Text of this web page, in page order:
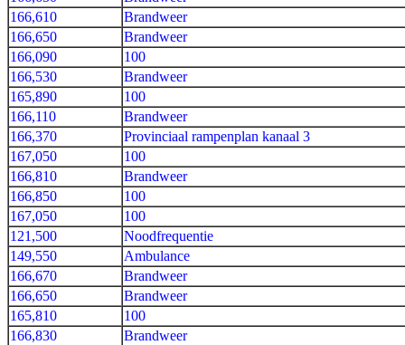
166,610
Brandweer
166,650
Brandweer
166,090
100
166,530
Brandweer
165,890
100
166,110
Brandweer
166,370
Provinciaal rampenplan kanaal 3
167,050
100
166,810
Brandweer
166,850
100
167,050
100
121,500
Noodfrequentie
149,550
Ambulance
166,670
Brandweer
166,650
Brandweer
165,810
100
166,830
Brandweer